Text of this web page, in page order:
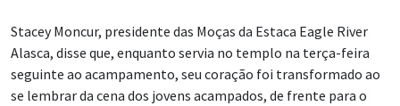
Stacey Moncur, presidente das Moças da Estaca Eagle River
Alasca, disse que, enquanto servia no templo na terça-feira
seguinte ao acampamento, seu coração foi transformado ao
se lembrar da cena dos jovens acampados, de frente para o